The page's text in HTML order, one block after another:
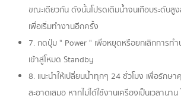
ขณะเดียวกัน ดังนั้นโปรดเติมน้ำจนเกือบระดับสู
เพื่อเริ่มทำงานอีกครั้ง
7. กดปุ่ม " Power " เพื่อหยุดหรือยกเลิกการทำ
เข้าสู่โหมด Standby
8. แนะนำให้เปลี่ยนน้ำทุกๆ 24 ชั่วโมง เพื่อรัก
สะอาดเสมอ หากไม่ได้ใช้งานเครื่องเป็นเวลาน